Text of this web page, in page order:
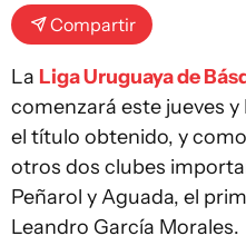
Compartir
La Liga Uruguaya de
comenzará este jueves
el título obtenido, y
otros dos clubes
Peñarol y Aguada, el
Leandro García Morales.